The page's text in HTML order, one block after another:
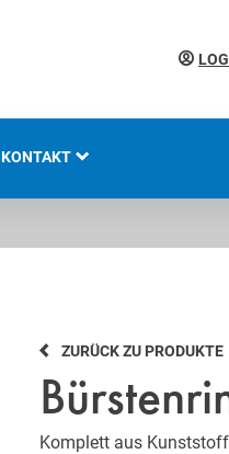
KONTAKT
ZURÜCK ZU PRODUKTE
Komplett aus